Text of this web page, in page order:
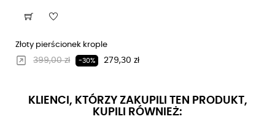
Złoty pierścionek krople
Regularna cena
399,00 zł -30% Cena
279,30 zł
KLIENCI, KTÓRZY ZAKUPILI TEN PRODUKT,
KUPILI RÓWNIEŻ: